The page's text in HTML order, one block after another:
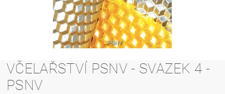
VČELAŘSTVÍ PSNV - SVAZEK 4 -
PSNV